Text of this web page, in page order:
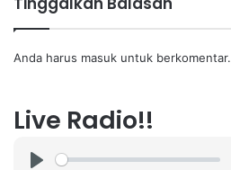
Anda harus masuk untuk berkomentar.
Live Radio!!